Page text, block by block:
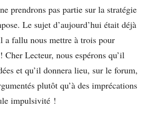
prendrons pas partie sur la stratégie
Le sujet d’aujourd’hui était déjà
a fallu nous mettre à trois pour
Cher Lecteur, nous espérons qu’il
et qu’il donnera lieu, sur le forum,
plutôt qu’à des imprécations
impulsivité !